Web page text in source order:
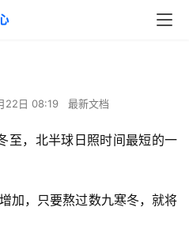
22日 08:19 最新文档
至，北半球日照时间最短的一
加，只要熬过数九寒冬，就将